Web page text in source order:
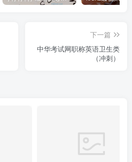
下一篇
中华考试网职称英语卫生类
（冲刺）